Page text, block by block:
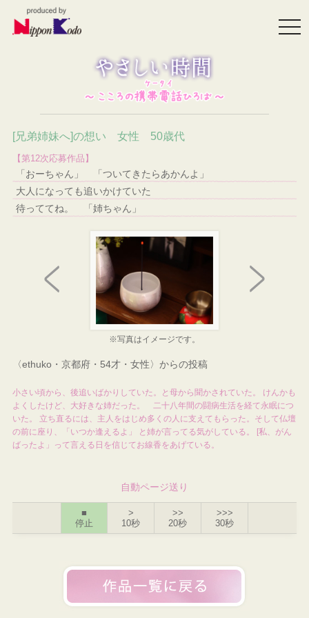
[兄弟姉妹へ]の想い 女性 50歳代
【第12次応募作品】
「おーちゃん」 「ついてきたらあかんよ」
大人になっても追いかけていた
待っててね。 「姉ちゃん」
※写真はイメージです。
〈ethuko・京都府・54才・女性〉からの投稿
小さい頃から、後追いばかりしていた。と母から聞かされていた。 けんかも
よくしたけど、大好きな姉だった。 二十八年間の闘病生活を経て永眠につ
いた。 立ち直るには、主人をはじめ多くの人に支えてもらった。そして仏壇
の前に座り、「いつか逢えるよ」 と姉が言ってる気がしている。 [私、がん
ばったよ」って言える日を信じてお線香をあげている。
自動ページ送り
■
停止
>
10秒
>>
20秒
>>>
30秒